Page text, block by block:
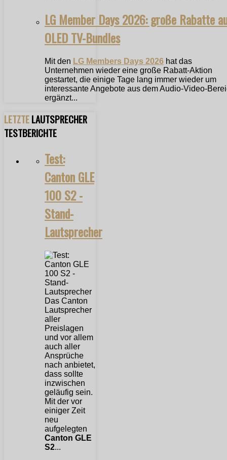
LG Member Days 2026: große Rabatte
OLED TV-Bundles
Mit den LG Members Days 2026 hat das
Unternehmen wieder eine große Rabatt-Aktion
gestartet, die einige Tage lang immer wieder um
interessante Angebote aus dem Audio-Video-
ergänzt...
LETZTELAUTSPRECHER
TESTBERICHTE
Test:
Canton GLE
100 S2 -
Stand-
Lautsprecher
Das Canton
Lautsprecher
aller
Preislagen
und vor allem
auch aller
Ansprüche
nach anbietet,
dass sollte
inzwischen
geläufig sein.
Mit der vor
einiger Zeit
neu
aufgelegten
Canton GLE
S2...